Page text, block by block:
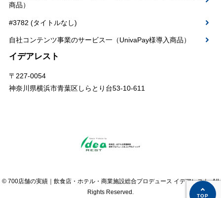
商品）
#3782 (タイトルなし)
自社コンテンツ事業のサービス一（UnivaPay様導入商品）
イデアレスト
〒227-0054
神奈川県横浜市青葉区しらとり台53-10-611
© 700店舗の実績｜飲食店・ホテル・商業施設総合プロデュース イデアレスト. All
Rights Reserved.